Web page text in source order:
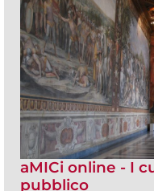
aMICi online - I
pubblico